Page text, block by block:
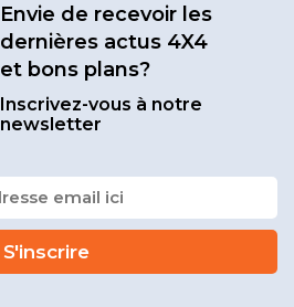
Envie de recevoir les
dernières actus 4X4
et bons plans?
Inscrivez-vous à notre
newsletter